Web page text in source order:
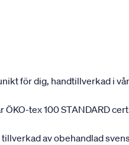
för dig, handtillverkad i
ÖKO-tex 100 STANDARD
av obehandlad